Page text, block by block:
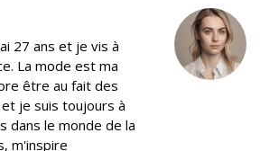
k
n
27 ans et je vis à
La mode est ma
être au fait des
je suis toujours à
dans le monde de la
m'inspire